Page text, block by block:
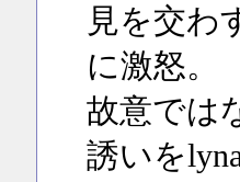
見を交わ
に激怒。
故意では
誘いを